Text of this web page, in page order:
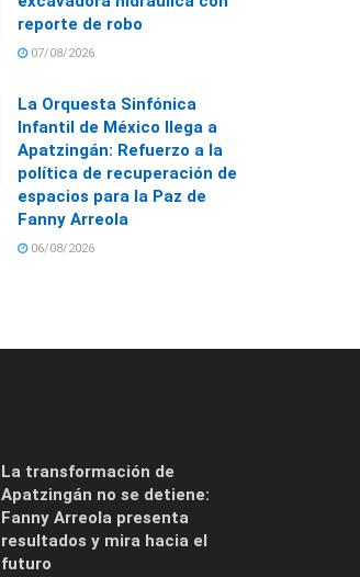
reporte de robo
07/08/2026
La Orquesta Sinfónica
Infantil de México llega a
Apatzingán: Refuerzo a la
política de recuperación de
espacios para la Paz de
Fanny Arreola
06/08/2026
La transformación de
Apatzingán no se detiene:
Fanny Arreola presenta
resultados y mira hacia el
futuro